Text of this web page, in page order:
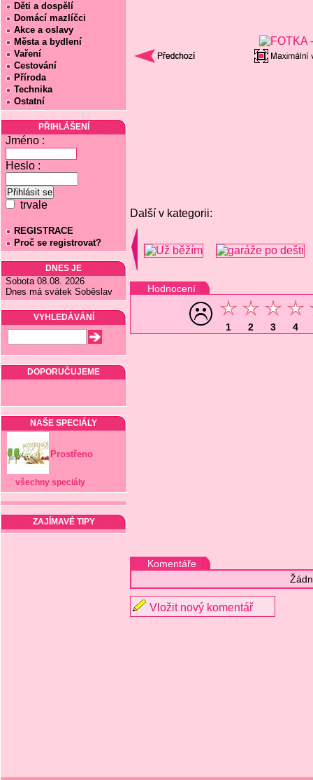
Děti a dospělí
Domácí mazlíčci
Akce a oslavy
Města a bydlení
Vaření
Cestování
Příroda
Technika
Ostatní
PŘIHLÁŠENÍ
Jméno :
Heslo :
trvale
REGISTRACE
Proč se registrovat?
DNES JE
Sobota 08.08. 2026
Dnes má svátek Soběslav
VYHLEDÁVÁNÍ
DOPORUČUJEME
NAŠE SPECIÁLY
Prostřeno
všechny speciály
ZAJÍMAVÉ TIPY
Další v kategorii:
Hodnocení
1 2 3 4
Komentáře
Vložit nový komentář